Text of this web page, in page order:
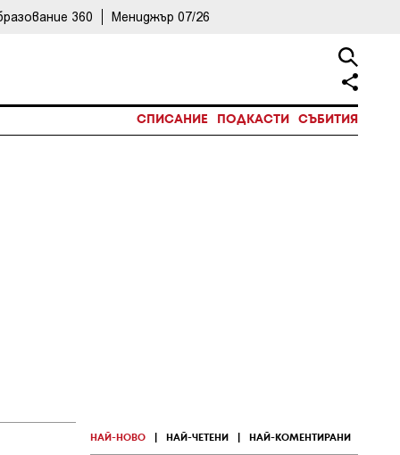
360 Мениджър 07/26
СПИСАНИЕ ПОДКАСТИ СЪБИТИЯ
НАЙ-НОВО НАЙ-ЧЕТЕНИ НАЙ-КОМЕНТИРАНИ